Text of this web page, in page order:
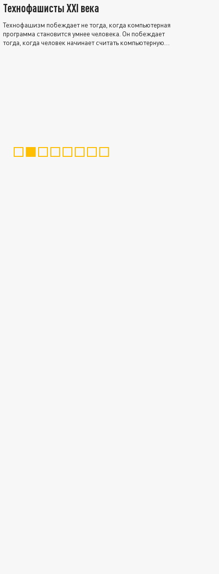
Технофашисты XXI века
Технофашизм побеждает не тогда, когда компьютерная
программа становится умнее человека. Он побеждает
тогда, когда человек начинает считать компьютерную